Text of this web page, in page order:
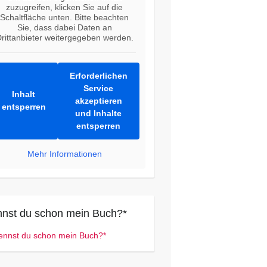
zuzugreifen, klicken Sie auf die
Schaltfläche unten. Bitte beachten
Sie, dass dabei Daten an
weitergegeben werden.
Inhalt
entsperren
Erforderlichen
Service
akzeptieren
und Inhalte
entsperren
Mehr Informationen
du schon mein Buch?*